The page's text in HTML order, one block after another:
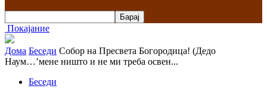
Покајание
Дома Беседи Собор на Пресвета Богородица! (Дедо
Наум…’мене ништо и не ми треба освен...
Беседи